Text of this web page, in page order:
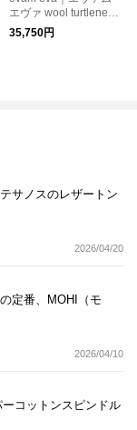
エヴァ wool turtleneck
ウール タートルネッ
ク E253K160 ニット
35,750円
サノスのレザートン
2026/04/20
定番、MOHI（モ
2026/04/10
コットンスピンドル